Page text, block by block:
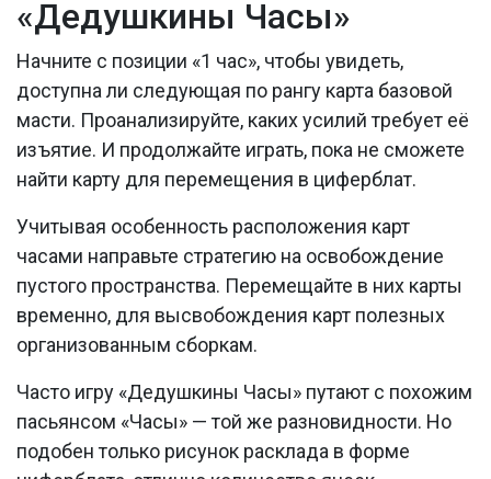
«Дедушкины Часы»
Начните с позиции «1 час», чтобы увидеть,
доступна ли следующая по рангу карта базовой
масти. Проанализируйте, каких усилий требует её
изъятие. И продолжайте играть, пока не сможете
найти карту для перемещения в циферблат.
Учитывая особенность расположения карт
часами направьте стратегию на освобождение
пустого пространства. Перемещайте в них карты
временно, для высвобождения карт полезных
организованным сборкам.
Часто игру «Дедушкины Часы» путают с похожим
пасьянсом «Часы» — той же разновидности. Но
подобен только рисунок расклада в форме